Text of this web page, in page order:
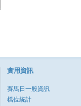
實用資訊
賽馬日一般資訊
檔位統計